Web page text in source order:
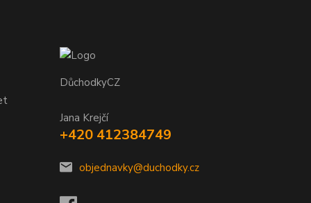
DůchodkyCZ
Jana Krejčí
+420 412384749
objednavky@duchodky.cz